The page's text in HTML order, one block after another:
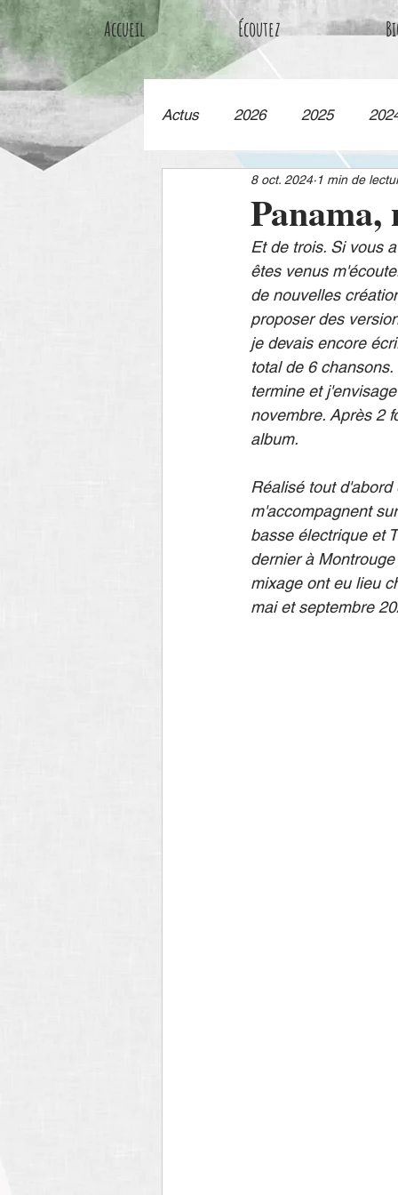
Accueil Écoutez
Actus 2026 2025
8 oct. 2024 1 min de
Et de trois. Si vous
êtes venus
de nouvelles
proposer des
je devais encore
total de 6
termine et
novembre. Après 2
album.
Réalisé tout
m'accompagnent
basse électrique et
dernier à
mixage ont eu lieu
mai et septembre